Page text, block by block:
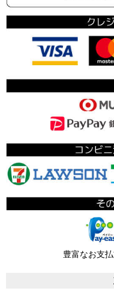
豊富なお支